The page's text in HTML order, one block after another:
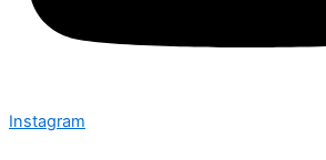
Instagram